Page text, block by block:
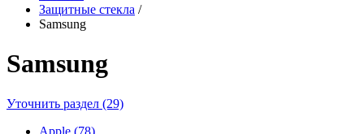
Защитные стекла /
Samsung
Samsung
Уточнить раздел (29)
Apple (78)